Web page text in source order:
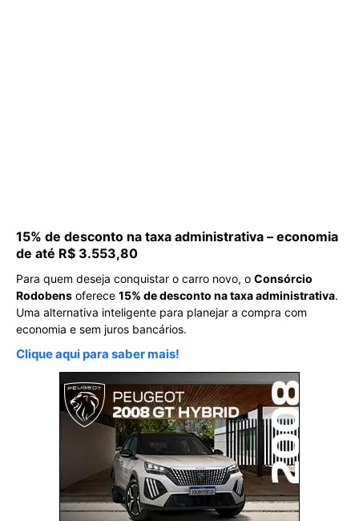
15% de desconto na taxa administrativa – economia
de até R$ 3.553,80
Para quem deseja conquistar o carro novo, o Consórcio
Rodobens oferece 15% de desconto na taxa administrativa.
Uma alternativa inteligente para planejar a compra com
economia e sem juros bancários.
Clique aqui para saber mais!